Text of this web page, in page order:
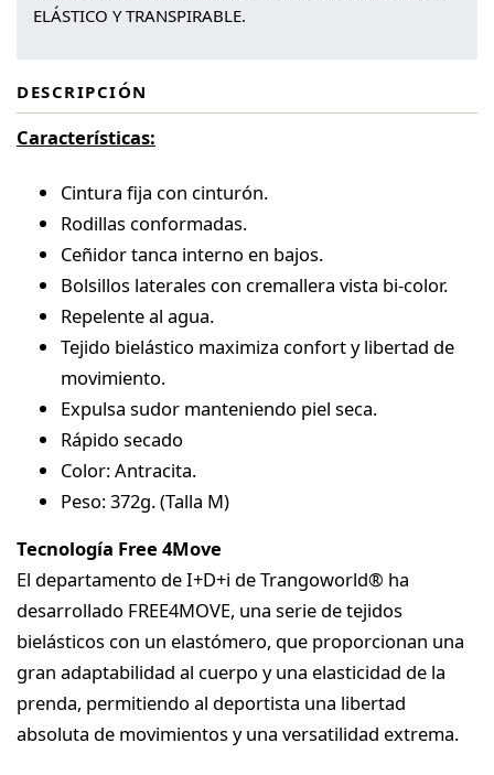
ELÁSTICO Y TRANSPIRABLE.
DESCRIPCIÓN
Características:
Cintura fija con cinturón.
Rodillas conformadas.
Ceñidor tanca interno en bajos.
Bolsillos laterales con cremallera vista bi-color.
Repelente al agua.
Tejido bielástico maximiza confort y libertad de
movimiento.
Expulsa sudor manteniendo piel seca.
Rápido secado
Color: Antracita.
Peso: 372g. (Talla M)
Tecnología Free 4Move
El departamento de I+D+i de Trangoworld® ha
desarrollado FREE4MOVE, una serie de tejidos
bielásticos con un elastómero, que proporcionan una
gran adaptabilidad al cuerpo y una elasticidad de la
prenda, permitiendo al deportista una libertad
absoluta de movimientos y una versatilidad extrema.